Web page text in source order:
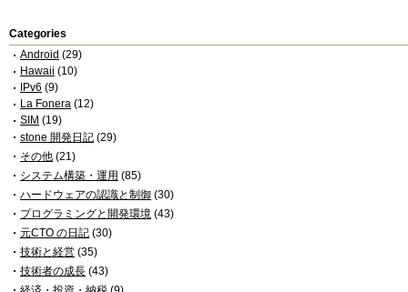
Categories
Android (29)
Hawaii (10)
IPv6 (9)
La Fonera (12)
SIM (19)
stone 開発日記 (29)
その他 (21)
システム構築・運用 (85)
ハードウェアの認識と制御 (30)
プログラミングと開発環境 (43)
元CTO の日記 (30)
技術と経営 (35)
技術者の成長 (43)